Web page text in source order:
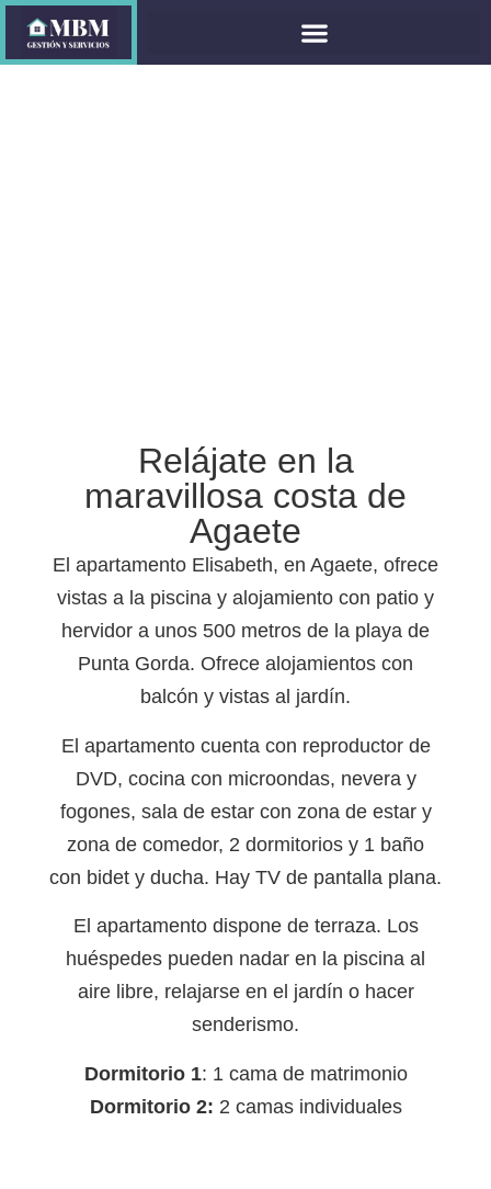
Relájate en la
maravillosa costa de
Agaete
El apartamento Elisabeth, en Agaete, ofrece
vistas a la piscina y alojamiento con patio y
hervidor a unos 500 metros de la playa de
Punta Gorda. Ofrece alojamientos con
balcón y vistas al jardín.
El apartamento cuenta con reproductor de
DVD, cocina con microondas, nevera y
fogones, sala de estar con zona de estar y
zona de comedor, 2 dormitorios y 1 baño
con bidet y ducha. Hay TV de pantalla plana.
El apartamento dispone de terraza. Los
huéspedes pueden nadar en la piscina al
aire libre, relajarse en el jardín o hacer
senderismo.
Dormitorio 1: 1 cama de matrimonio
Dormitorio 2: 2 camas individuales